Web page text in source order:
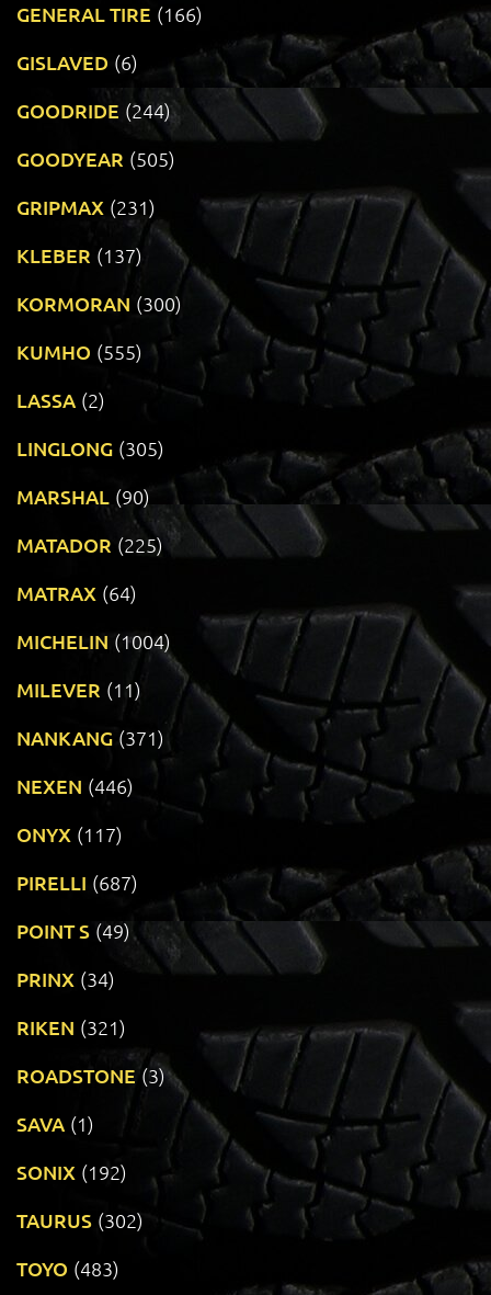
GENERAL TIRE (166)
GISLAVED (6)
GOODRIDE (244)
GOODYEAR (505)
GRIPMAX (231)
KLEBER (137)
KORMORAN (300)
KUMHO (555)
LASSA (2)
LINGLONG (305)
MARSHAL (90)
MATADOR (225)
MATRAX (64)
MICHELIN (1004)
MILEVER (11)
NANKANG (371)
NEXEN (446)
ONYX (117)
PIRELLI (687)
POINT S (49)
PRINX (34)
RIKEN (321)
ROADSTONE (3)
SAVA (1)
SONIX (192)
TAURUS (302)
TOYO (483)